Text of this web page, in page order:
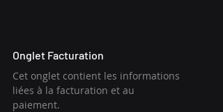
Onglet Facturation
Cet onglet contient les informations
liées à la facturation et au
paiement.